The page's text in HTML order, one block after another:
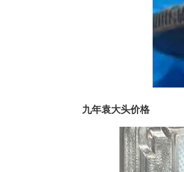
九年袁大头价格